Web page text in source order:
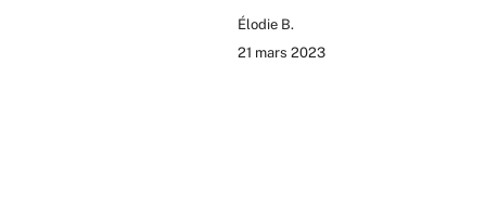
Élodie B.
21 mars 2023